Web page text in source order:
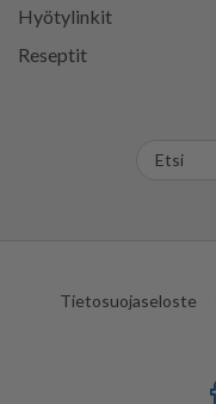
Hyötylinkit
Reseptit
Tietosuojaseloste